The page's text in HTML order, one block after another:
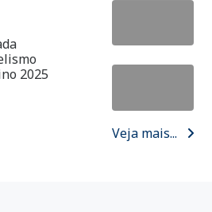
2025
Veja mais...